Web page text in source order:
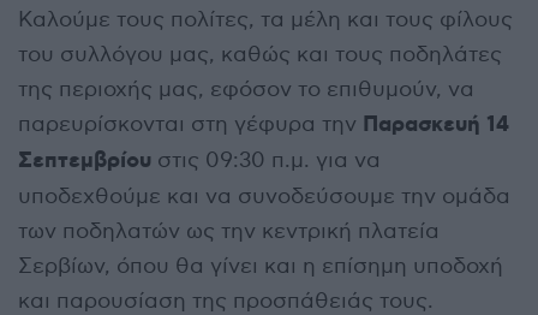
Καλούμε τους πολίτες, τα μέλη και τους φίλους
του συλλόγου μας, καθώς και τους ποδηλάτες
της περιοχής μας, εφόσον το επιθυμούν, να
παρευρίσκονται στη γέφυρα την Παρασκευή 14
Σεπτεμβρίου στις 09:30 π.μ. για να
υποδεχθούμε και να συνοδεύσουμε την ομάδα
των ποδηλατών ως την κεντρική πλατεία
Σερβίων, όπου θα γίνει και η επίσημη υποδοχή
και παρουσίαση της προσπάθειάς τους.